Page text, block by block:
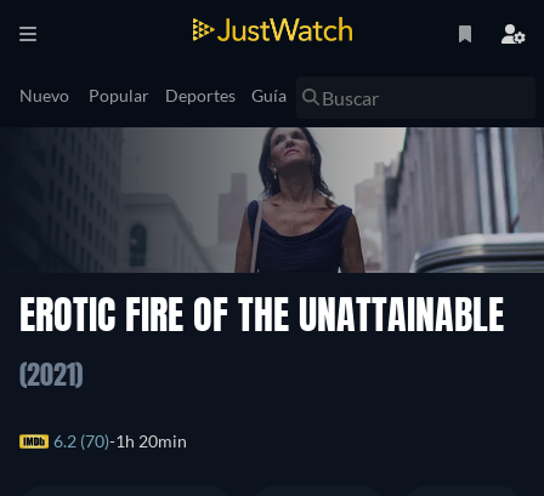
Nuevo Popular Deportes Guía
EROTIC FIRE OF THE UNATTAINABLE
(2021)
6.2 (70) 1h 20min